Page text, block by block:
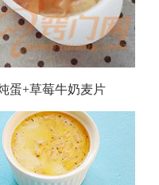
蛋+草莓牛奶麦片